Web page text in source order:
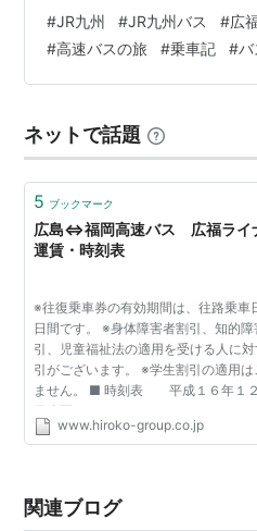
と福岡は、運行本数が多く、
が圧倒的に便利ですが、お得
ライナー」も魅力的な選択肢
ー」の運賃や予約方法 「広福
要時間 実際に乗車した感…
#JR九州 #JR九州バス #広
#高速バスの旅 #乗車記 #バ
ネットで話題
5 ブックマーク
広島⇔福岡高速バス 広福ラ
運賃・時刻表
※往復乗車券の有効期間は、往路乗車
日間です。 ※身体障害者割引、知的障
引、児童福祉法の適用を受ける人に
引がございます。 ※学生割引の適用は
ません。 ■ 時刻表 平成１６年１２
日改正
www.hiroko-group.co.jp
関連ブログ